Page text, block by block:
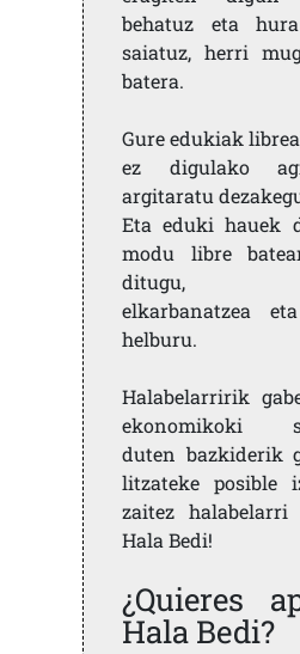
behatuz eta
saiatuz, herri
batera.
Gure edukiak
ez digulako
argitaratu
Eta eduki hauek
modu libre
ditugu,
elkarbanatzea
helburu.
Halabelarririk
ekonomikoki
duten bazkiderik
litzateke posible
zaitez halabelarri
Hala Bedi!
¿Quieres
Hala Bedi?